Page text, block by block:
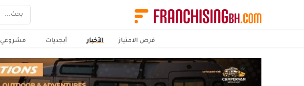
فرص الامتياز الأخبار أبجديات مشروعي